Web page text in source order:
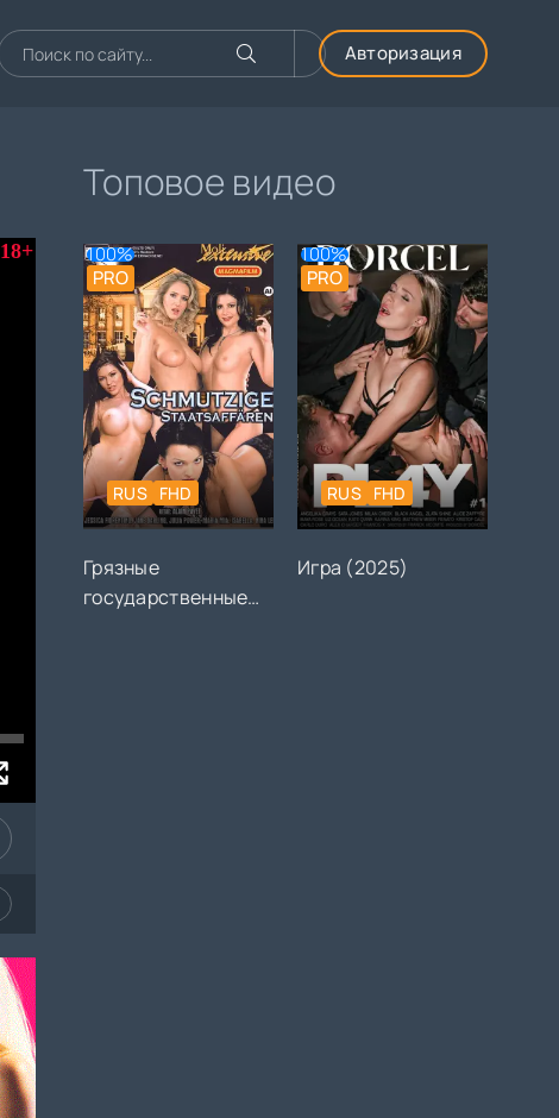
Авторизация
18+
Топовое видео
Грязные
государственные
RUS FHD
100%
PRO
Игра (2025)
RUS FHD
100%
PRO